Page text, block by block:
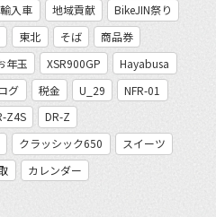
輸入車 地域貢献
BikeJIN祭り
東北 そば
商品券
年玉 XSR900GP
Hayabusa
グ 税金 U_29
NFR-01
Z4S
DR-Z
クラッシック650
スイーツ
カレンダー